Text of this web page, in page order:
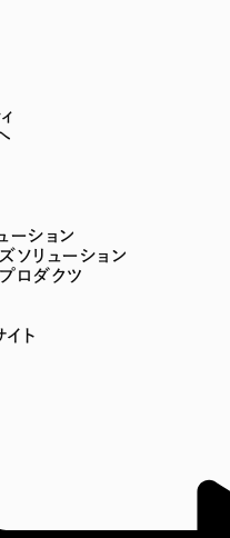
ーション
ソリューション
ロダクツ
ト